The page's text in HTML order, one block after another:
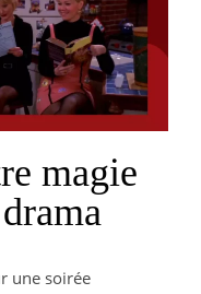
magie
une soirée